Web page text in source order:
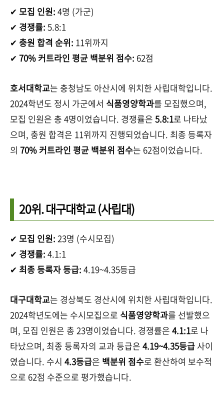
✔ 모집 인원: 4명 (가군)
✔ 경쟁률: 5.8:1
✔ 충원 합격 순위: 11위까지
✔ 70% 커트라인 평균 백분위 점수: 62점
호서대학교는 충청남도 아산시에 위치한 사립대학입니다.
2024학년도 정시 가군에서 식품영양학과를 모집했으며,
모집 인원은 총 4명이었습니다. 경쟁률은 5.8:1로 나타났
으며, 충원 합격은 11위까지 진행되었습니다. 최종 등록자
의 70% 커트라인 평균 백분위 점수는 62점이었습니다.
20위.대구대학교(사립대)
✔ 모집 인원: 23명 (수시모집)
✔ 경쟁률: 4.1:1
✔ 최종 등록자 등급: 4.19~4.35등급
대구대학교는 경상북도 경산시에 위치한 사립대학입니다.
2024학년도에는 수시모집으로 식품영양학과를 선발했으
며, 모집 인원은 총 23명이었습니다. 경쟁률은 4.1:1로 나
타났으며, 최종 등록자의 교과 등급은 4.19~4.35등급 사이
였습니다. 수시 4.3등급은 백분위 점수로 환산하여 보수적
으로 62점 수준으로 평가했습니다.